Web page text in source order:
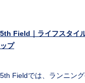
5th Field ｜ライフスタイ
ップ
5th Fieldでは、ランニン